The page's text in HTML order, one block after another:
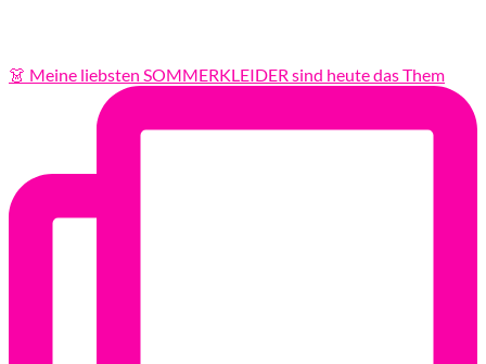
👗 Meine liebsten SOMMERKLEIDER sind heute das Them